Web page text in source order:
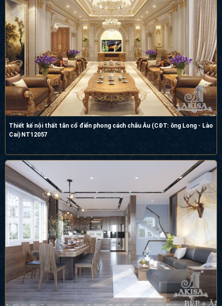
Thiết kế nội thất tân cổ điển phong cách châu Âu (CĐT: ông Long - Lào
Cai) NT12057